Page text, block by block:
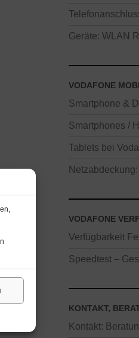
Geräte: WLAN
VODAFONE
Smartphone &
Smartphones /
Tablets bei
VODAFONE
Verfügbarkeit
Speedtest –
KONTAKT,
Kontakt: